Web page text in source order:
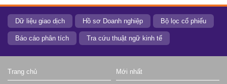
Dữ liệu giao dịch Hồ sơ Doanh nghiệp Bộ lọc cổ phiếu
Báo cáo phân tích Tra cứu thuật ngữ kinh tế
Trang chủ Mới nhất